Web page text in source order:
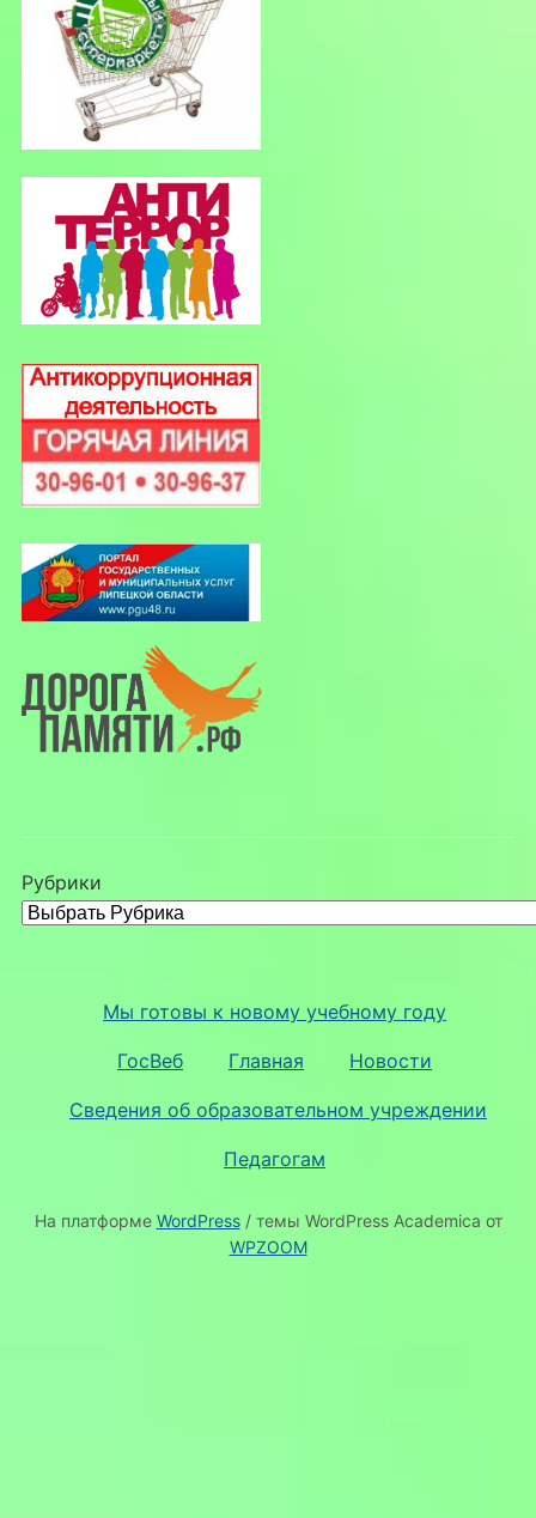
Рубрики
Мы готовы к новому учебному году
ГосВеб Главная Новости
Сведения об образовательном учреждении
Педагогам
На платформе WordPress/ темы WordPress Academica от
WPZOOM